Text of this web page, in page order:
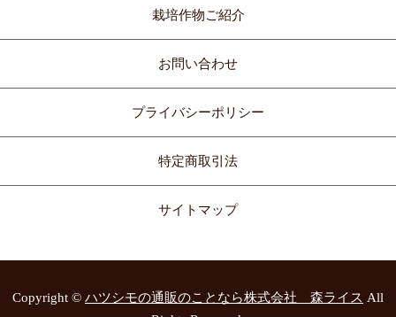
栽培作物ご紹介
お問い合わせ
プライバシーポリシー
特定商取引法
サイトマップ
Copyright © ハツシモの通販のことなら株式会社 森ライス All